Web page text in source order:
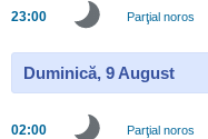
23:00 Parţial noros
Duminică, 9 August
02:00 Parţial noros